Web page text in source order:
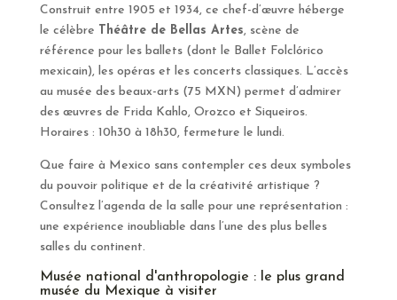
Construit entre 1905 et 1934, ce chef-d’œuvre héberge
le célèbre Théâtre de Bellas Artes, scène de
référence pour les ballets (dont le Ballet Folclórico
mexicain), les opéras et les concerts classiques. L’accès
au musée des beaux-arts (75 MXN) permet d’admirer
des œuvres de Frida Kahlo, Orozco et Siqueiros.
Horaires : 10h30 à 18h30, fermeture le lundi.
Que faire à Mexico sans contempler ces deux symboles
du pouvoir politique et de la créativité artistique ?
Consultez l’agenda de la salle pour une représentation :
une expérience inoubliable dans l’une des plus belles
salles du continent.
Musée national d'anthropologie : le plus grand
musée du Mexique à visiter